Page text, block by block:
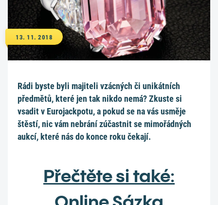
13. 11. 2018
Rádi byste byli majiteli vzácných či unikátních
předmětů, které jen tak nikdo nemá? Zkuste si
vsadit v Eurojackpotu, a pokud se na vás usměje
štěstí, nic vám nebrání zúčastnit se mimořádných
aukcí, které nás do konce roku čekají.
Přečtěte si také: